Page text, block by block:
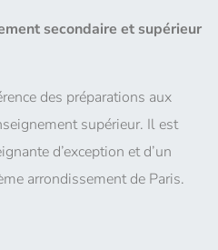
secondaire et supérieur
des préparations aux
supérieur. Il est
d’exception et d’un
arrondissement de Paris.